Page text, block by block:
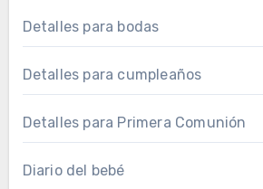
Detalles para bodas
Detalles para cumpleaños
Detalles para Primera Comunión
Diario del bebé